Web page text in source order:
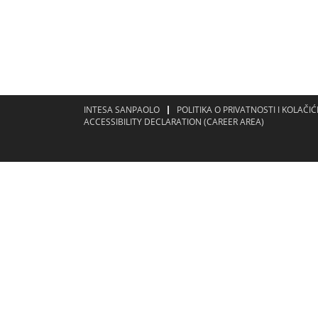
INTESA SANPAOLO POLITIKA O PRIVATNOSTI I
ACCESSIBILITY DECLARATION (CAREER AREA)